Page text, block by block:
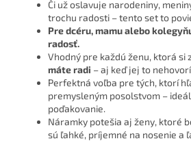
Či už oslavuje narodeniny,
trochu radosti – tento set to
Pre dcéru, mamu alebo
radosť.
Vhodný pre každú ženu, ktorá si
máte radi – aj keď jej to
Perfektná voľba pre tých, ktorí
premysleným posolstvom –
poďakovanie.
Náramky potešia aj ženy, ktoré
sú ľahké, príjemné na nosenie a